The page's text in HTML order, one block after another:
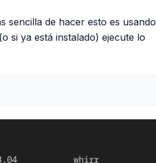
sencilla de hacer esto es usando
si ya está instalado) ejecute lo